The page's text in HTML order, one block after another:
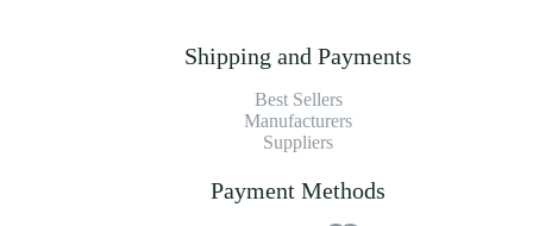
Shipping and Payments
Best Sellers
Manufacturers
Suppliers
Payment Methods